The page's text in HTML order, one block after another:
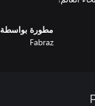
مطورة بواسطة
Fabraz